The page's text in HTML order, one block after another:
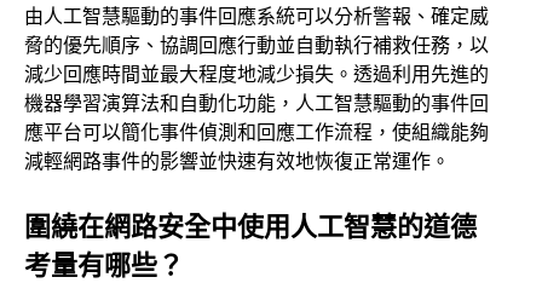
由人工智慧驅動的事件回應系統可以分析警報、確定威
脅的優先順序、協調回應行動並自動執行補救任務，以
減少回應時間並最大程度地減少損失。透過利用先進的
機器學習演算法和自動化功能，人工智慧驅動的事件回
應平台可以簡化事件偵測和回應工作流程，使組織能夠
減輕網路事件的影響並快速有效地恢復正常運作。
圍繞在網路安全中使用人工智慧的道德
考量有哪些？